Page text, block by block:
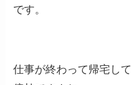
です。
仕事が終わって帰宅し